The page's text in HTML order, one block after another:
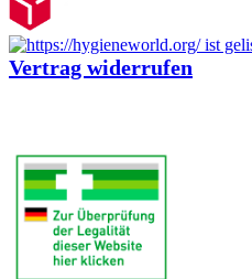
Vertrag widerrufen